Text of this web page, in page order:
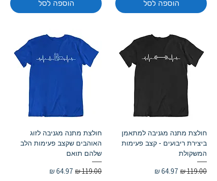
הוספה לסל הוספה לסל
חולצת מתנה מגניבה למתאמן
ביצירת ריבועים - קצב פעימות
המשקולת
מחיר רגיל מחיר מבצע
חולצת מתנה מגניבה לזוג
האוהבים שקצב פעימות הלב
שלהם תואם
מחיר רגיל מחיר מבצע